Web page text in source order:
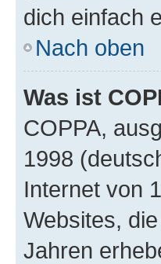
dich einfach
Nach oben
Was ist
COPPA,
1998
Internet von
Websites,
Jahren